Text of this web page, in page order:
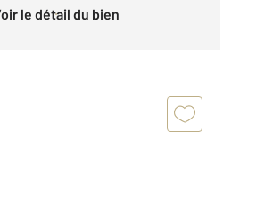
Voir le détail du bien